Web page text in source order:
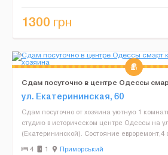
1300 грн
Сдам посуточно в центре Одессы
от хозяина
ул. Екатерининская, 60
Сдам посуточно от хозяина уютную 1
студию в историческом центре Одессы на
(Екатерининской). Состояние евроремонт,4
плошадь - 25 кв м, просторный санузел
4 1 Приморський